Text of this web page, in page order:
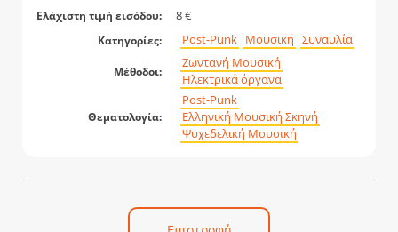
Ελάχιστη τιμή εισόδου: 8 €
Κατηγορίες: Post-Punk Μουσική Συναυλία
Μέθοδοι:
Ζωντανή Μουσική
Ηλεκτρικά όργανα
Θεματολογία:
Post-Punk
Ελληνική Μουσική Σκηνή
Ψυχεδελική Μουσική